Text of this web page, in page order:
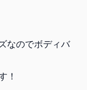
なのでボディバ
！